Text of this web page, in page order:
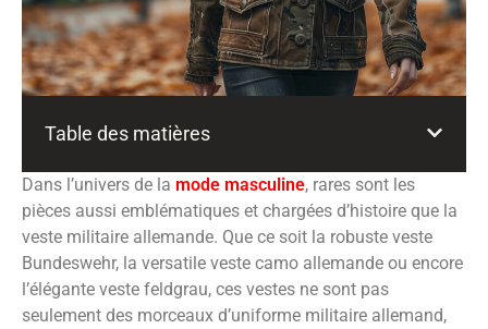
Table des matières
Dans l’univers de la mode masculine, rares sont les
pièces aussi emblématiques et chargées d’histoire que la
veste militaire allemande. Que ce soit la robuste veste
Bundeswehr, la versatile veste camo allemande ou encore
l’élégante veste feldgrau, ces vestes ne sont pas
seulement des morceaux d’uniforme militaire allemand,